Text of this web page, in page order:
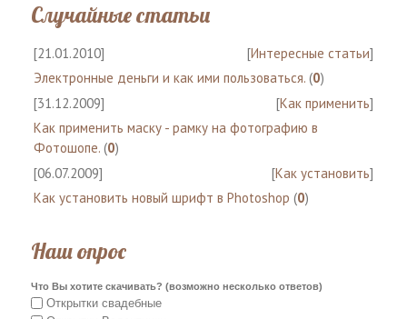
Случайные статьи
[21.01.2010] [Интересные статьи]
Электронные деньги и как ими пользоваться. (0)
[31.12.2009]
[Как применить]
Как применить маску - рамку на фотографию в
Фотошопе. (0)
[06.07.2009]
[Как установить]
Как установить новый шрифт в Photoshop (0)
Наш опрос
Что Вы хотите скачивать? (возможно несколько ответов)
Открытки свадебные